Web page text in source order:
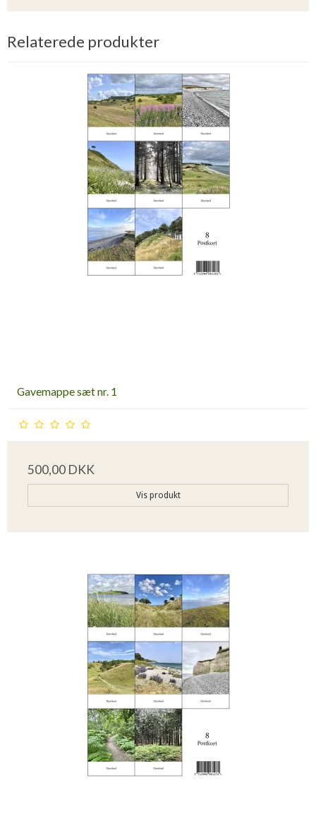
Relaterede produkter
Gavemappe sæt nr. 1
500,00 DKK
Vis produkt